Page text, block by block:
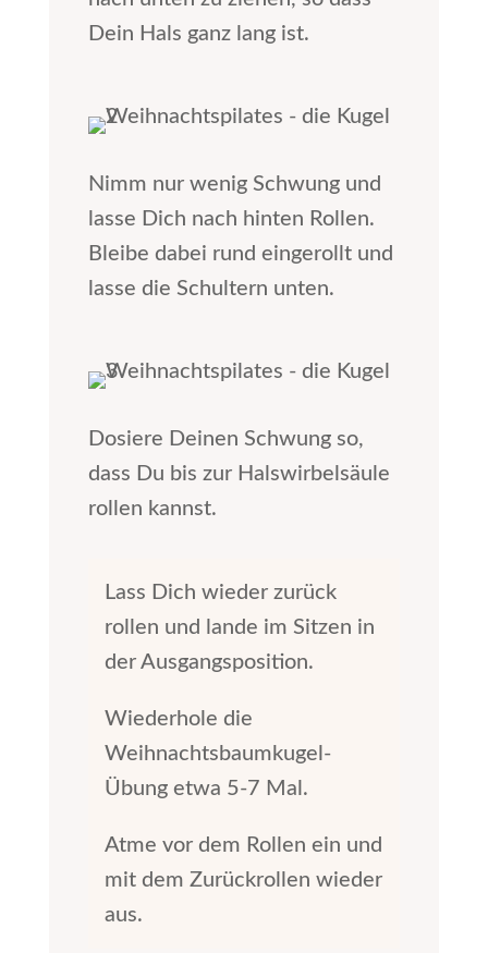
Dein Hals ganz lang ist.
Nimm nur wenig Schwung und
lasse Dich nach hinten Rollen.
Bleibe dabei rund eingerollt und
lasse die Schultern unten.
Dosiere Deinen Schwung so,
dass Du bis zur Halswirbelsäule
rollen kannst.
Lass Dich wieder zurück
rollen und lande im Sitzen in
der Ausgangsposition.
Wiederhole die
Weihnachtsbaumkugel-
Übung etwa 5-7 Mal.
Atme vor dem Rollen ein und
mit dem Zurückrollen wieder
aus.